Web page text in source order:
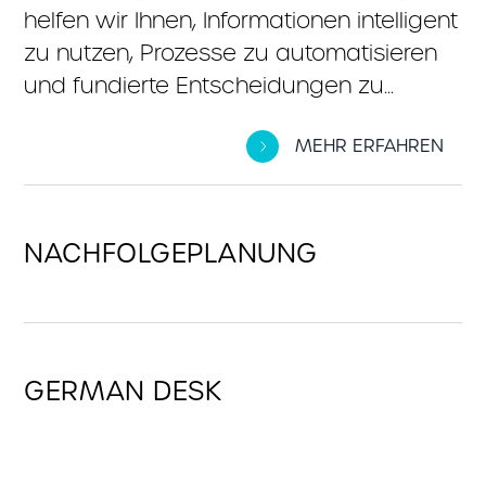
M&A oder Restrukturierung – wir
stehen...
helfen wir Ihnen, Informationen intelligent
zu nutzen, Prozesse zu automatisieren
und fundierte Entscheidungen zu...
MEHR ERFAHREN
NACHFOLGEPLANUNG
Familienunternehmen dabei, faire,
GERMAN DESK